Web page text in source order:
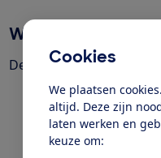
Cookies
We plaatsen
altijd. Deze zijn
laten werken en
keuze om:
Wel getest
Deze producten hebben